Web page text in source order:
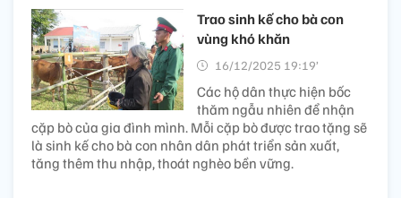
Trao sinh kế cho bà con
vùng khó khăn
16/12/2025 19:19’
Các hộ dân thực hiện bốc
thăm ngẫu nhiên để nhận
cặp bò của gia đình mình. Mỗi cặp bò được trao tặng sẽ
là sinh kế cho bà con nhân dân phát triển sản xuất,
tăng thêm thu nhập, thoát nghèo bền vững.